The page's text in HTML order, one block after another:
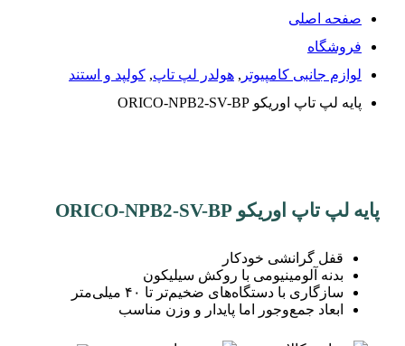
صفحه اصلی
فروشگاه
لوازم جانبی کامپیوتر , هولدر لپ تاپ, کولپد و استند
پایه لپ تاپ اوریکو ORICO-NPB2-SV-BP
پایه لپ تاپ اوریکو ORICO-NPB2-SV-BP
قفل گرانشی خودکار
بدنه آلومینیومی با روکش سیلیکون
سازگاری با دستگاه‌های ضخیم‌تر تا ۴۰ میلی‌متر
ابعاد جمع‌وجور اما پایدار و وزن مناسب